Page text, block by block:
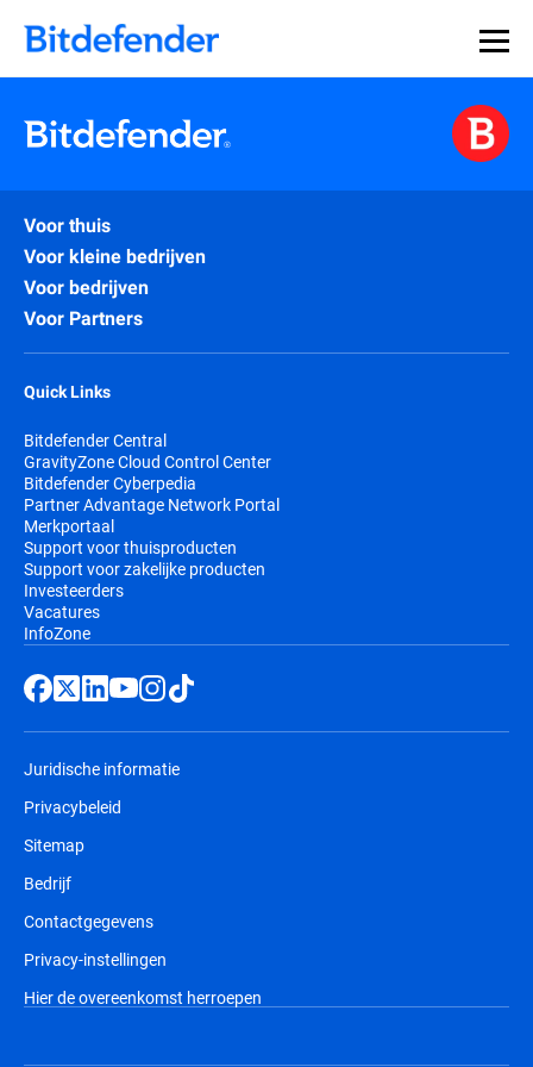
Voor thuis
Voor kleine bedrijven
Voor bedrijven
Voor Partners
Quick Links
Bitdefender Central
GravityZone Cloud Control Center
Bitdefender Cyberpedia
Partner Advantage Network Portal
Merkportaal
Support voor thuisproducten
Support voor zakelijke producten
Investeerders
Vacatures
InfoZone
Juridische informatie
Privacybeleid
Sitemap
Bedrijf
Contactgegevens
Privacy-instellingen
Hier de overeenkomst herroepen